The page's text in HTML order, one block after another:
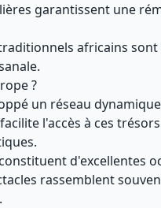
garantissent une
africains
?
un réseau
l'accès à ces
d'excellentes
rassemblent